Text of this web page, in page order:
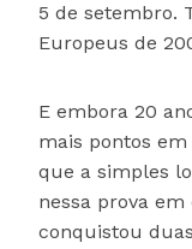
5 de setembro.
Europeus de
E embora 20
mais pontos
que a simples
nessa prova
conquistou